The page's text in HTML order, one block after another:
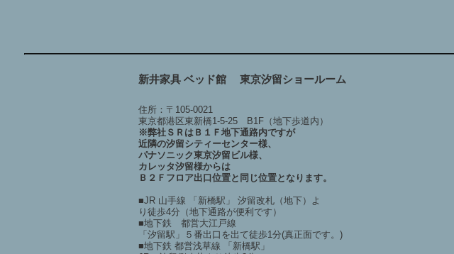
新井家具 ベッド館 東京汐留ショールーム
住所：〒105-0021
東京都港区東新橋1-5-25 B1F（地下歩道内）
※弊社ＳＲはＢ１Ｆ地下通路内ですが
近隣の汐留シティーセンター様、
パナソニック東京汐留ビル様、
カレッタ汐留様からは
Ｂ２Ｆフロア出口位置と同じ位置となります。
■JR 山手線 「新橋駅」 汐留改札（地下）よ
り徒歩4分（地下通路が便利です）
■地下鉄 都営大江戸線
「汐留駅」５番出口を出て徒歩1分(真正面です。)
■地下鉄 都営浅草線 「新橋駅」